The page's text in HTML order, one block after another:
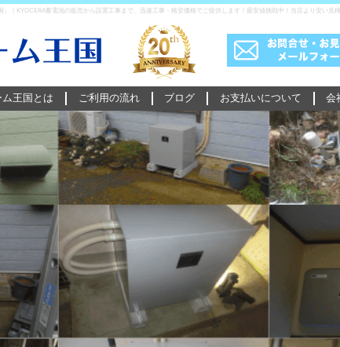
｜KYOCERA蓄電池の販売から設置工事まで、迅速工事・格安価格でご提供します！最安値挑戦中！当店より安い見
ム王国とは ご利用の流れ ブログ お支払いについて 会